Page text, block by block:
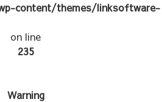
content/themes/linksoftware-
on line
235
Warning